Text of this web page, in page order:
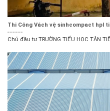
Thi Công Vách vệ sinhcompact hpl
Chủ đầu tư TRƯỜNG TIỂU HỌC TÂN